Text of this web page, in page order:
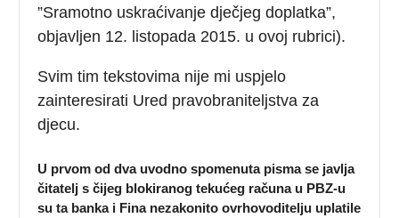
”Sramotno uskraćivanje dječjeg doplatka”,
objavljen 12. listopada 2015. u ovoj rubrici).
Svim tim tekstovima nije mi uspjelo
zainteresirati Ured pravobraniteljstva za
djecu.
U prvom od dva uvodno spomenuta pisma se javlja
čitatelj s čijeg blokiranog tekućeg računa u PBZ-u
su ta banka i Fina nezakonito ovrhovoditelju uplatile